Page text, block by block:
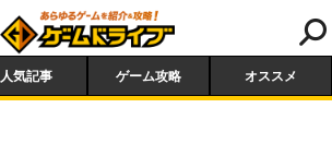
人気記事 ゲーム攻略 オススメ